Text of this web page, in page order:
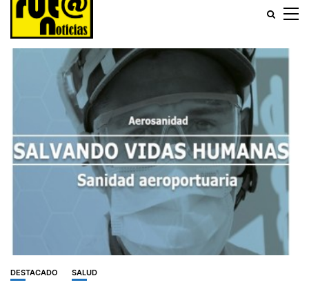
DESTACADO SALUD